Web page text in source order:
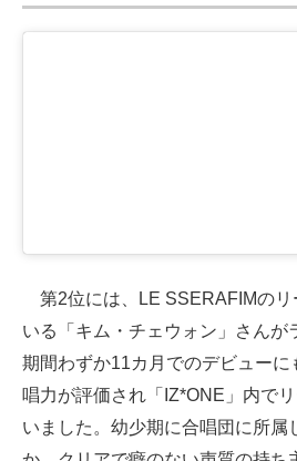
第2位には、LE SSERAFIMのリ
いる「キム・チェウォン」さん
期間わずか11カ月でのデビューに
唱力が評価され「IZ*ONE」内で
いました。幼少期に合唱団に所属